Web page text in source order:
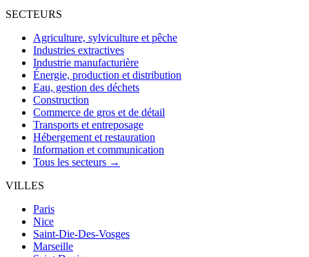
SECTEURS
Agriculture, sylviculture et pêche
Industries extractives
Industrie manufacturière
Énergie, production et distribution
Eau, gestion des déchets
Construction
Commerce de gros et de détail
Transports et entreposage
Hébergement et restauration
Information et communication
Tous les secteurs →
VILLES
Paris
Nice
Saint-Die-Des-Vosges
Marseille